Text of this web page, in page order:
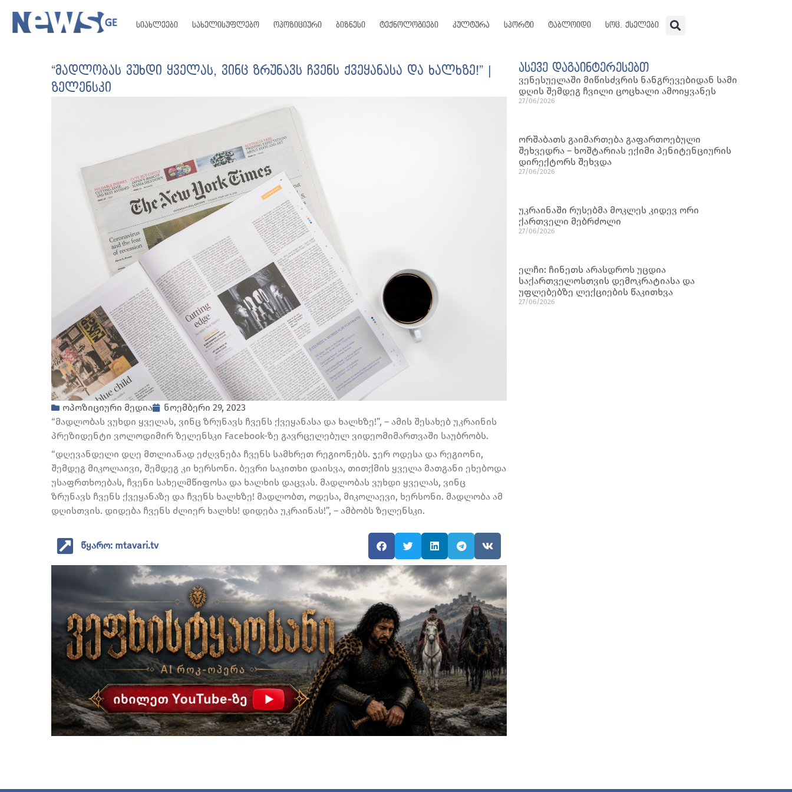
სიახლეები სახელისუფლებო ოპოზიციური ბიზნესი ტექნოლოგიები კულტურა სპორტი ტაბლოიდი სოც. ქსელები
“მადლობას ვუხდი ყველას, ვინც ზრუნავს ჩვენს ქვეყანასა და ხალხზე!” |
ზელენსკი
ოპოზიციური მედია
ნოემბერი 29, 2023
“მადლობას ვუხდი ყველას, ვინც ზრუნავს ჩვენს ქვეყანასა და ხალხზე!”, – ამის შესახებ უკრაინის
პრეზიდენტი ვოლოდიმირ ზელენსკი Facebook-ზე გავრცელებულ ვიდეომიმართვაში საუბრობს.
“დღევანდელი დღე მთლიანად ეძღვნება ჩვენს სამხრეთ რეგიონებს. ჯერ ოდესა და რეგიონი,
შემდეგ მიკოლაივი, შემდეგ კი ხერსონი. ბევრი საკითხი დაისვა, თითქმის ყველა მათგანი ეხებოდა
უსაფრთხოებას, ჩვენი სახელმწიფოსა და ხალხის დაცვას. მადლობას ვუხდი ყველას, ვინც
ზრუნავს ჩვენს ქვეყანაზე და ჩვენს ხალხზე! მადლობთ, ოდესა, მიკოლაევი, ხერსონი. მადლობა ამ
დღისთვის. დიდება ჩვენს ძლიერ ხალხს! დიდება უკრაინას!”, – ამბობს ზელენსკი.
წყარო: mtavari.tv
ასევე დაგაინტერესებთ
ვენესუელაში მიწისძვრის ნანგრევებიდან სამი
დღის შემდეგ ჩვილი ცოცხალი ამოიყვანეს
27/06/2026
ორშაბათს გაიმართება გაფართოებული
შეხვედრა – ხოშტარიას ექიმი პენიტენციურის
დირექტორს შეხვდა
27/06/2026
უკრაინაში რუსებმა მოკლეს კიდევ ორი
ქართველი მებრძოლი
27/06/2026
ელჩი: ჩინეთს არასდროს უცდია
საქართველოსთვის დემოკრატიასა და
უფლებებზე ლექციების წაკითხვა
27/06/2026